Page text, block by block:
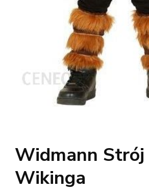
Widmann Strój
Wikinga